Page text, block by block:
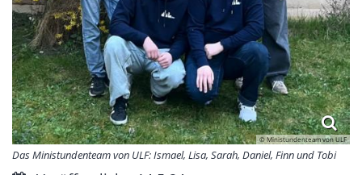
© Ministundenteam von ULF
Das Ministundenteam von ULF: Ismael, Lisa, Sarah, Daniel, Finn und Tobi